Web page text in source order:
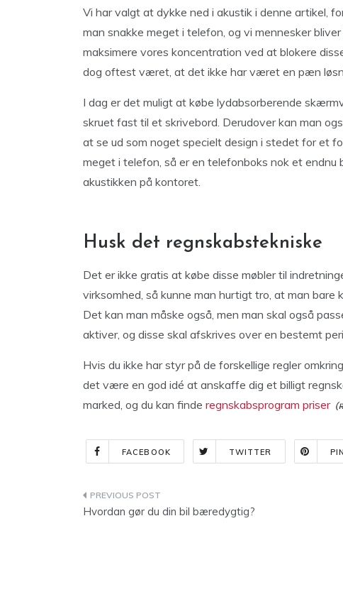
Vi har valgt at dykke ned i akustik i denne artikel,
man snakke meget i telefon, og vi mennesker
maksimere vores koncentration ved at blokere
dog oftest været, at det ikke har været en pæn
I dag er det muligt at købe lydabsorberende
skruet fast til et skrivebord. Derudover kan man
at se ud som noget specielt design i stedet for et
meget i telefon, så er en telefonboks nok et endnu
akustikken på kontoret.
Husk det regnskabstekniske
Det er ikke gratis at købe disse møbler til
virksomhed, så kunne man hurtigt tro, at man
Det kan man måske også, men man skal også
aktiver, og disse skal afskrives over en bestemt
Hvis du ikke har styr på de forskellige regler
det være en god idé at anskaffe dig et billigt
marked, og du kan finde regnskabsprogram priser
FACEBOOK TWITTER
Indlægsnavigation
Hvordan gør du din bil bæredygtig?